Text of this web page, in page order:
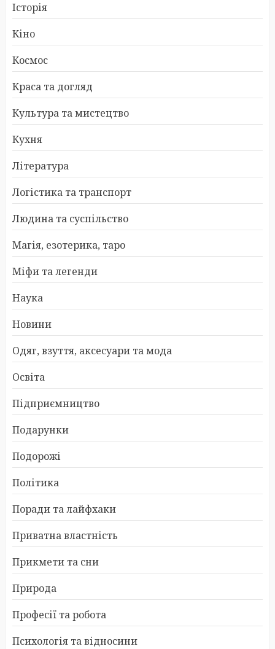
Історія
Кіно
Космос
Краса та догляд
Культура та мистецтво
Кухня
Література
Логістика та транспорт
Людина та суспільство
Магія, езотерика, таро
Міфи та легенди
Наука
Новини
Одяг, взуття, аксесуари та мода
Освіта
Підприємництво
Подарунки
Подорожі
Політика
Поради та лайфхаки
Приватна властність
Прикмети та сни
Природа
Професії та робота
Психологія та відносини